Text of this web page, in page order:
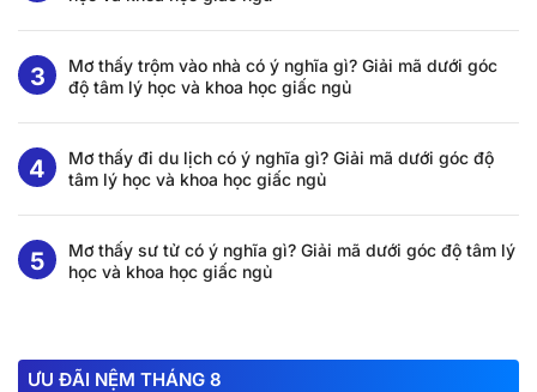
Mơ thấy trộm vào nhà có ý nghĩa gì? Giải mã dưới góc
độ tâm lý học và khoa học giấc ngủ
Mơ thấy đi du lịch có ý nghĩa gì? Giải mã dưới góc độ
tâm lý học và khoa học giấc ngủ
Mơ thấy sư tử có ý nghĩa gì? Giải mã dưới góc độ tâm lý
học và khoa học giấc ngủ
ƯU ĐÃI NỆM THÁNG 8